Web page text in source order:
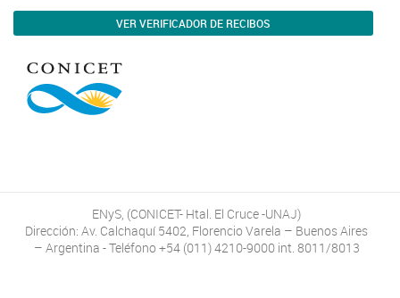
VER VERIFICADOR DE RECIBOS
ENyS, (CONICET- Htal. El Cruce -UNAJ)
Dirección: Av. Calchaquí 5402, Florencio Varela – Buenos Aires
– Argentina - Teléfono +54 (011) 4210-9000 int. 8011/8013